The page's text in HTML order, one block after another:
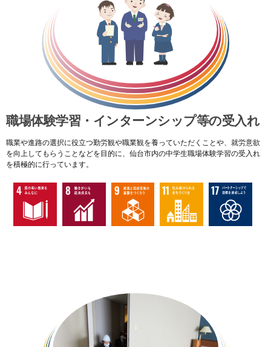
職場体験学習・インターンシップ等の受入れ
職業や進路の選択に役立つ勤労観や職業観を養っていただくことや、就労意欲
を向上してもらうことなどを目的に、仙台市内の中学生職場体験学習の受入れ
を積極的に行っています。